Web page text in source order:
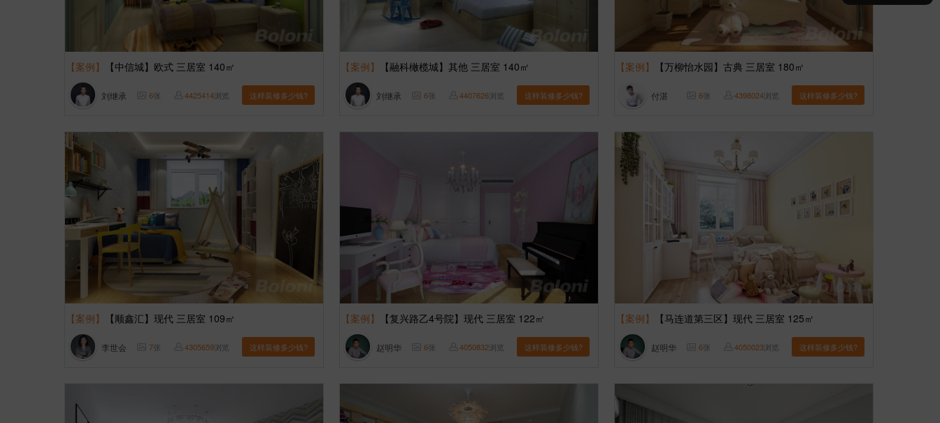
【案例】 【中信城】欧式 三居室 140㎡
刘继承 6张 4425414浏览 这样装修多少钱?
【案例】 【融科橄榄城】其他 三居室 140㎡
刘继承 6张 4407626浏览 这样装修多少钱?
【案例】 【万柳怡水园】古典 三居室 180㎡
付湛 6张 4398024浏览 这样装修多少钱?
【案例】 【顺鑫汇】现代 三居室 109㎡
李世会 7张 4305659浏览 这样装修多少钱?
【案例】 【复兴路乙4号院】现代 三居室 122㎡
赵明华 6张 4050832浏览 这样装修多少钱?
【案例】 【马连道第三区】现代 三居室 125㎡
赵明华 6张 4050023浏览 这样装修多少钱?